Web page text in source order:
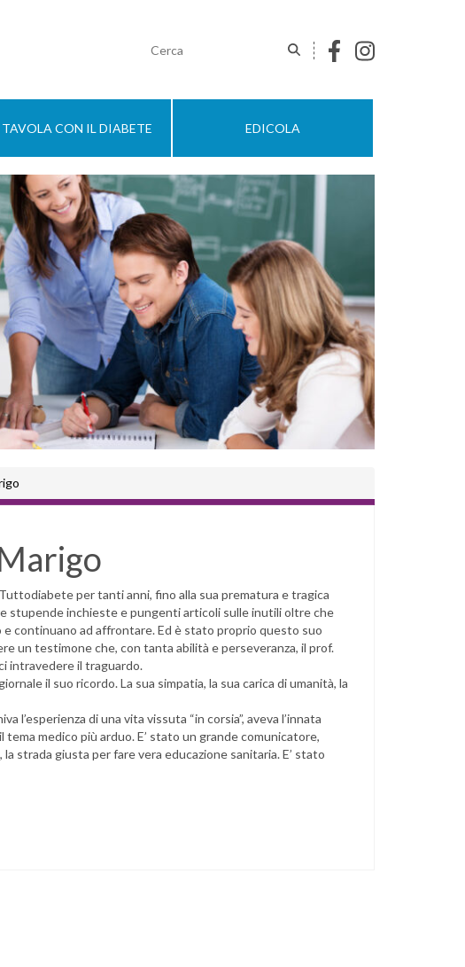
CON IL DIABETE EDICOLA
per tanti anni, fino alla sua prematura e tragica
stupende inchieste e pungenti articoli sulle inutili oltre che
continuano ad affrontare. Ed è stato proprio questo suo
un testimone che, con tanta abilità e perseveranza, il prof.
intravedere il traguardo.
il suo ricordo. La sua simpatia, la sua carica di umanità, la
l’esperienza di una vita vissuta “in corsia”, aveva l’innata
medico più arduo. E’ stato un grande comunicatore,
strada giusta per fare vera educazione sanitaria. E’ stato